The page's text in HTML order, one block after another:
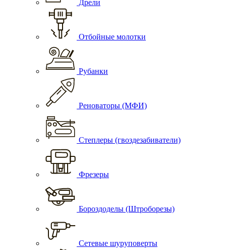
Дрели
Отбойные молотки
Рубанки
Реноваторы (МФИ)
Степлеры (гвоздезабиватели)
Фрезеры
Бороздоделы (Штроборезы)
Сетевые шуруповерты